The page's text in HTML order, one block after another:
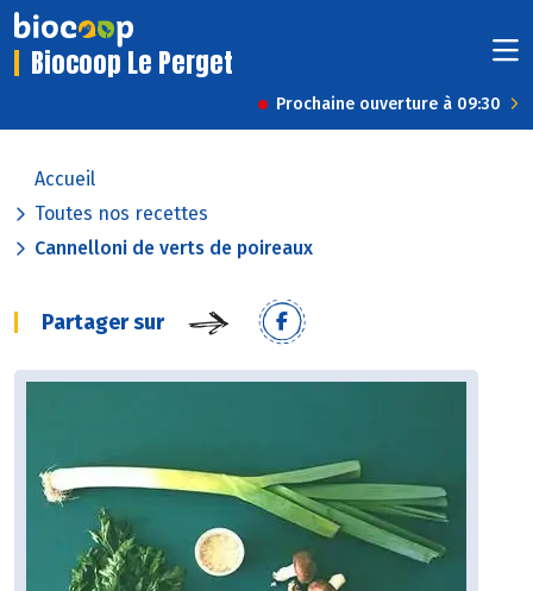
Biocoop Le Perget
Prochaine ouverture à 09:30
Accueil
Toutes nos recettes
Cannelloni de verts de poireaux
Partager sur